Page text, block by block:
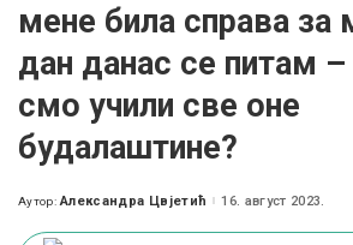
мене била справа
дан данас се питам
смо учили све оне
будалаштине?
Posted
Аутор: Александра Цвјетић 16. август 2023.